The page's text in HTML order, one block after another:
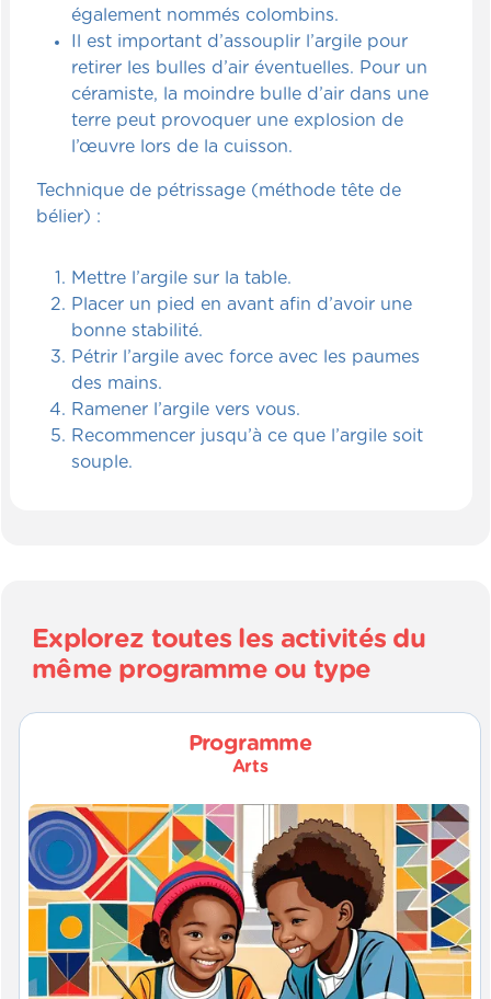
également nommés colombins.
Il est important d’assouplir l’argile pour
retirer les bulles d’air éventuelles. Pour un
céramiste, la moindre bulle d’air dans une
terre peut provoquer une explosion de
l’œuvre lors de la cuisson.
Technique de pétrissage (méthode tête de
bélier) :
Mettre l’argile sur la table.
Placer un pied en avant afin d’avoir une
bonne stabilité.
Pétrir l’argile avec force avec les paumes
des mains.
Ramener l’argile vers vous.
Recommencer jusqu’à ce que l’argile soit
souple.
Explorez toutes les activités du
même programme ou type
Programme
Arts